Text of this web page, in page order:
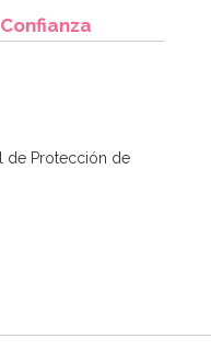
de Protección de